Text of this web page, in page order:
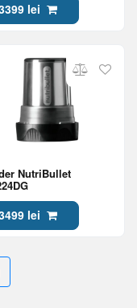
lei
NutriBullet
lei